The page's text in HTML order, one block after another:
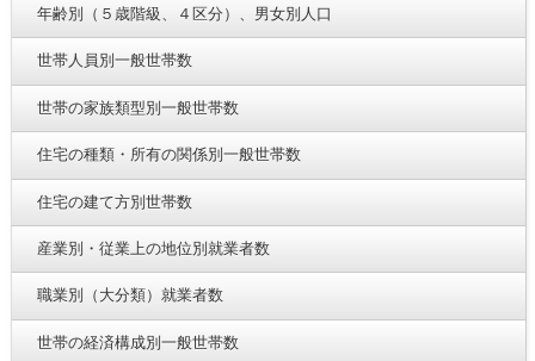
年齢別（５歳階級、４区分）、男女別人口
世帯人員別一般世帯数
世帯の家族類型別一般世帯数
住宅の種類・所有の関係別一般世帯数
住宅の建て方別世帯数
産業別・従業上の地位別就業者数
職業別（大分類）就業者数
世帯の経済構成別一般世帯数